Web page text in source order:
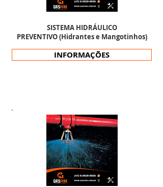
INFORMAÇÕES
SISTEMA HIDRÁULICO
PREVENTIVO (Hidrantes e Mangotinhos)